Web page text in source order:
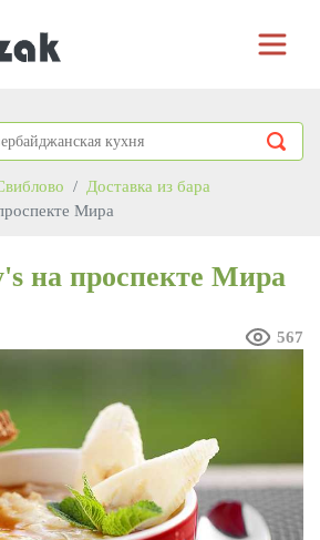
Доставка из бара
Мира
на проспекте Мира
567